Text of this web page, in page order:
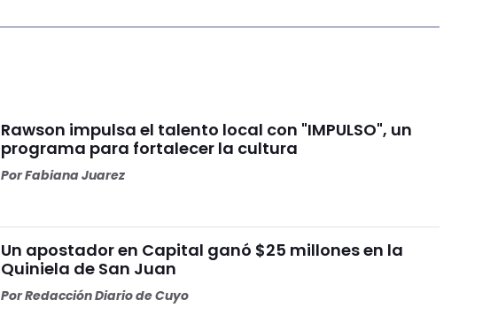
Rawson impulsa el talento local con "IMPULSO", un
programa para fortalecer la cultura
PorFabiana Juarez
Un apostador en Capital ganó $25 millones en la
Quiniela de San Juan
PorRedacción Diario de Cuyo